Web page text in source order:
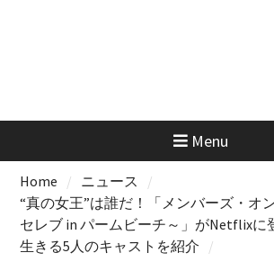
Menu
Home
ニュース
“真の女王”は誰だ！「メンバーズ・オ
セレブ in パームビーチ～」がNetflixに
生きる5人のキャストを紹介